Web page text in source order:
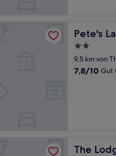
Pete's
Pete's
2.0-
Sterne-
Unterkunft
9,5 km von
7.8
7,8/10 Gut
The
The